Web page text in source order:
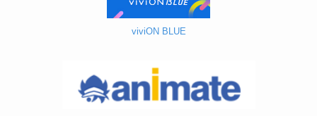
viviON BLUE